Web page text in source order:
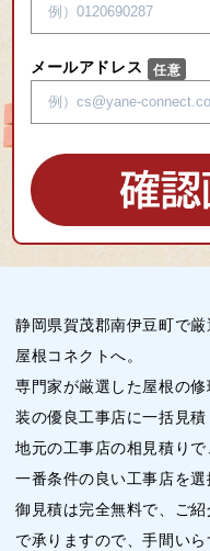
メールアドレス
静岡県賀茂郡南伊豆町で
屋根コネクトへ。
専門家が厳選した屋根の
装の優良工事店に一括見積
地元の工事店の相見積りで
一番条件の良い工事店を選
御見積は完全無料で、ご
で承りますので、手間いら